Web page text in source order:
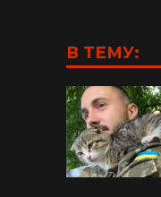
В ТЕМУ: